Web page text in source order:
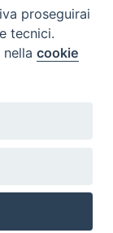
proseguirai
tecnici.
nellacookie